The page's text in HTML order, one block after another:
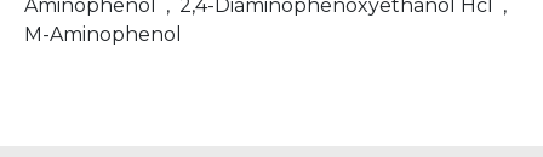
Aminophenol , 2,4-Diaminophenoxyethanol Hcl ,
M-Aminophenol